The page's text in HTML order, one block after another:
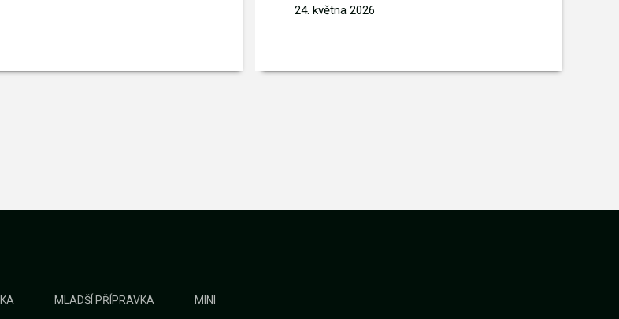
24. května 2026
MLADŠÍ PŘÍPRAVKA MINI